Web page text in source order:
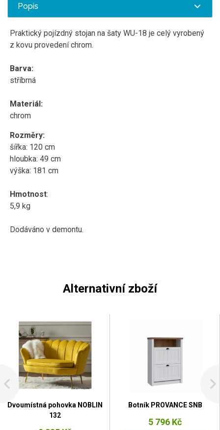
Popis
Praktický pojízdný stojan na šaty WU-18 je celý vyrobený
z kovu provedení chrom.
Barva:
stříbrná
Materiál:
chrom
Rozměry:
šířka: 120 cm
hloubka: 49 cm
výška: 181 cm
Hmotnost:
5,9 kg
Dodáváno v demontu.
Alternativní zboží
Dvoumístná pohovka NOBLIN
132
Botník PROVANCE SNB
5 796 Kč